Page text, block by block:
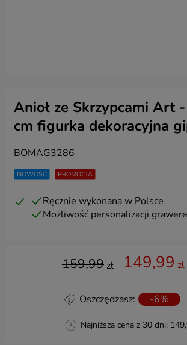
Anioł ze Skrzypcami Art
cm figurka dekoracyjna
NOWOŚĆ PROMOCJA
BOMAG3286
Ręcznie wykonana w Polsce
Możliwość personalizacji
159,99zł 149,99 zł
Oszczędzasz: -6%
Najniższa cena z 30 dni: